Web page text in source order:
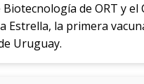
de ORT y
Estrella, la primera
Uruguay.